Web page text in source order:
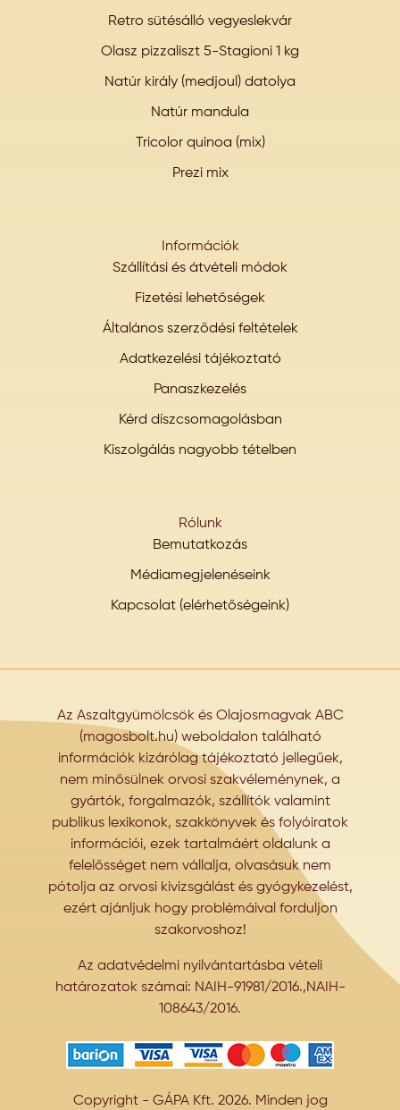
Retro sütésálló vegyeslekvár
Olasz pizzaliszt 5-Stagioni 1 kg
Natúr király (medjoul) datolya
Natúr mandula
Tricolor quinoa (mix)
Prezi mix
Információk
Szállítási és átvételi módok
Fizetési lehetőségek
Általános szerződési feltételek
Adatkezelési tájékoztató
Panaszkezelés
Kérd díszcsomagolásban
Kiszolgálás nagyobb tételben
Rólunk
Bemutatkozás
Médiamegjelenéseink
Kapcsolat (elérhetőségeink)
Az Aszaltgyümölcsök és Olajosmagvak ABC
(magosbolt.hu) weboldalon található
információk kizárólag tájékoztató jellegűek,
nem minősülnek orvosi szakvéleménynek, a
gyártók, forgalmazók, szállítók valamint
publikus lexikonok, szakkönyvek és folyóiratok
információi, ezek tartalmáért oldalunk a
felelősséget nem vállalja, olvasásuk nem
pótolja az orvosi kivizsgálást és gyógykezelést,
ezért ajánljuk hogy problémáival forduljon
szakorvoshoz!
Az adatvédelmi nyilvántartásba vételi
határozatok számai: NAIH-91981/2016.,NAIH-
108643/2016.
Copyright - GÁPA Kft. 2026. Minden jog